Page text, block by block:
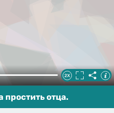
простить отца.